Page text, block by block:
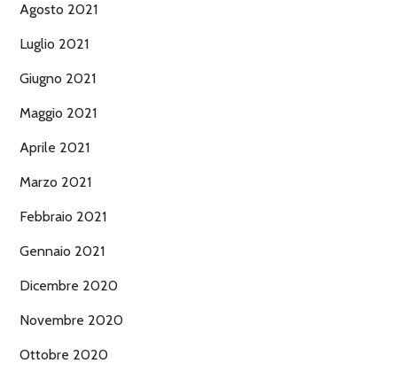
Agosto 2021
Luglio 2021
Giugno 2021
Maggio 2021
Aprile 2021
Marzo 2021
Febbraio 2021
Gennaio 2021
Dicembre 2020
Novembre 2020
Ottobre 2020